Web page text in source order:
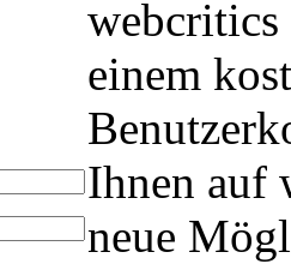
einem
Ihnen auf
neue